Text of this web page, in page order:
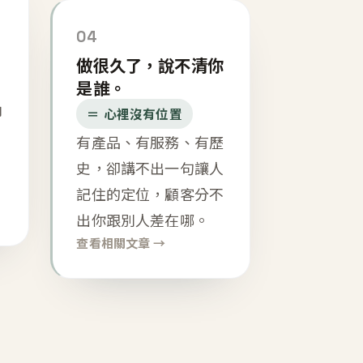
04
做很久了，說不清你
是誰。
＝ 心裡沒有位置
有產品、有服務、有歷
史，卻講不出一句讓人
記住的定位，顧客分不
出你跟別人差在哪。
查看相關文章 →